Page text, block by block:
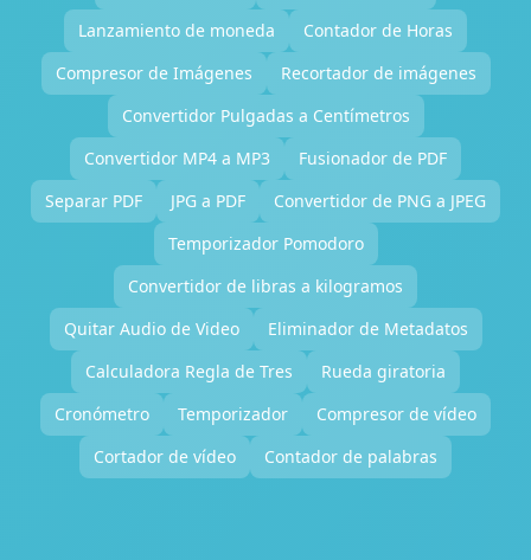
Lanzamiento de moneda
Contador de Horas
Compresor de Imágenes
Recortador de imágenes
Convertidor Pulgadas a Centímetros
Convertidor MP4 a MP3
Fusionador de PDF
Separar PDF
JPG a PDF
Convertidor de PNG a JPEG
Temporizador Pomodoro
Convertidor de libras a kilogramos
Quitar Audio de Video
Eliminador de Metadatos
Calculadora Regla de Tres
Rueda giratoria
Cronómetro
Temporizador
Compresor de vídeo
Cortador de vídeo
Contador de palabras